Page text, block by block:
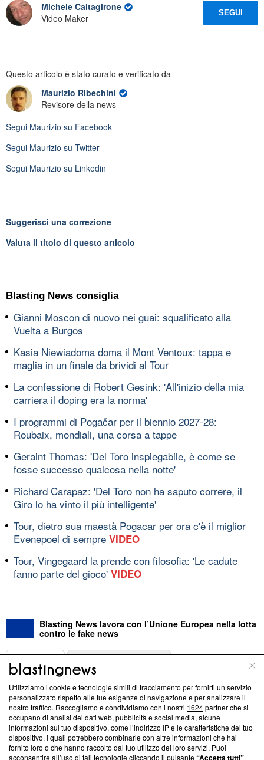
Michele Caltagirone
Video Maker
SEGUI
Questo articolo è stato curato e verificato da
Maurizio Ribechini
Revisore della news
Segui Maurizio su Facebook
Segui Maurizio su Twitter
Segui Maurizio su Linkedin
Suggerisci una correzione
Valuta il titolo di questo articolo
Blasting News consiglia
Gianni Moscon di nuovo nei guai: squalificato alla
Vuelta a Burgos
Kasia Niewiadoma doma il Mont Ventoux: tappa e
maglia in un finale da brividi al Tour
La confessione di Robert Gesink: 'All'inizio della mia
carriera il doping era la norma'
I programmi di Pogačar per il biennio 2027-28:
Roubaix, mondiali, una corsa a tappe
Geraint Thomas: 'Del Toro inspiegabile, è come se
fosse successo qualcosa nella notte'
Richard Carapaz: 'Del Toro non ha saputo correre, il
Giro lo ha vinto il più intelligente'
Tour, dietro sua maestà Pogacar per ora c'è il miglior
Evenepoel di sempre VIDEO
Tour, Vingegaard la prende con filosofia: 'Le cadute
fanno parte del gioco' VIDEO
Blasting News lavora con l’Unione Europea nella lotta
contro le fake news
ABOUT
Questa sezione offre informazioni trasparenti su Blasting
News, sui nostri processi editoriali e su come ci impegniamo a
creare news di qualità. Inoltre, afferma la nostra aderenza a
‘Trust Project - News with Integrity’Blasting News non è
ancora membro del programma, ma ha richiesto di farne
parte; Trust Project non ha ancora effettuato una verifica di
Utilizziamo i cookie e tecnologie simili di tracciamento per fornirti un servizio
personalizzato rispetto alle tue esigenze di navigazione e per analizzare il
nostro traffico. Raccogliamo e condividiamo con i nostri 1624partner che si
occupano di analisi dei dati web, pubblicità e social media, alcune
informazioni sul tuo dispositivo, come l’indirizzo IP e le caratteristiche del tuo
dispositivo, i quali potrebbero combinarle con altre informazioni che hai
fornito loro o che hanno raccolto dal tuo utilizzo dei loro servizi. Puoi
acconsentire all’uso di tali tecnologie cliccando il pulsante“Accetta tutti”